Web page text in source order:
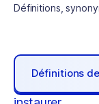
Définitions,
Définitions de